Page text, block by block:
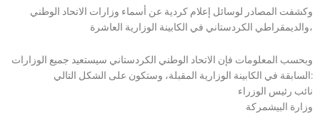
وكشفت المصادر لوسائل إعلام كردية عن أسماء وزارات الاتحاد الوطني
والديمقراطي الكردستاني في الكابينة الوزارية العاشرة،
وبحسب المعلومات فإن الاتحاد الوطني الكردستاني سيستعيد جميع الوزارات
السابقة في الكابينة الوزارية المقبلة، وستكون على الشكل التالي:
نائب رئيس الوزراء
وزارة البيشمركة